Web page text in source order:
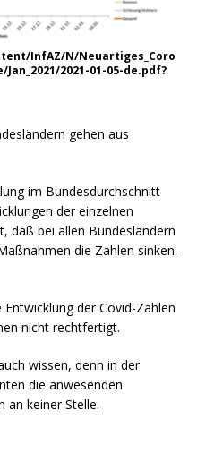
InfAZ/N/Neuartiges_Coro
2021-01-05-de.pdf?
gehen aus
im Bundesdurchschnitt
der einzelnen
daß bei allen Bundesländern
die Zahlen sinken.
der Covid-Zahlen
nicht rechtfertigt.
wissen, denn in der
die anwesenden
an keiner Stelle.